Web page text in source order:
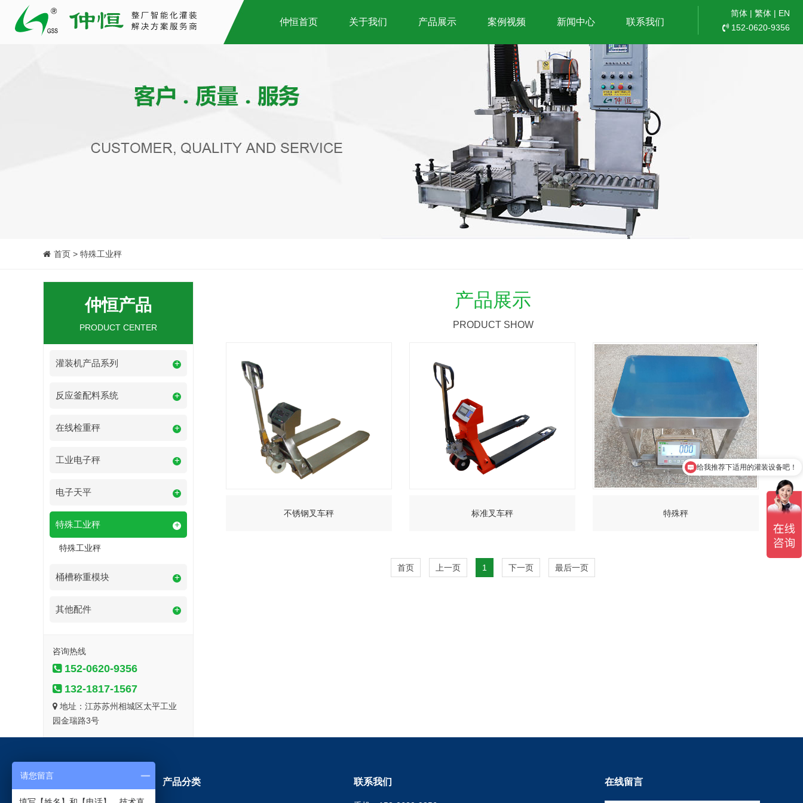
仲恒首页 关于我们 产品展示 案例视频 新闻中心 联系我们
简体 | 繁体 | EN
152-0620-9356
首页 > 特殊工业秤
仲恒产品
PRODUCT CENTER
灌装机产品系列 +
反应釜配料系统 +
在线检重秤 +
工业电子秤 +
电子天平 +
特殊工业秤 +
特殊工业秤
桶槽称重模块 +
其他配件 +
咨询热线
152-0620-9356
132-1817-1567
地址：江苏苏州相城区太平工业
园金瑞路3号
产品展示
PRODUCT SHOW
不锈钢叉车秤 标准叉车秤 特殊秤
首页 上一页 1 下一页 最后一页
网站导航 产品分类 联系我们 在线留言
给我推荐下适用的灌装设备吧！
给我免费设计一份方案和报价吧！
请您留言